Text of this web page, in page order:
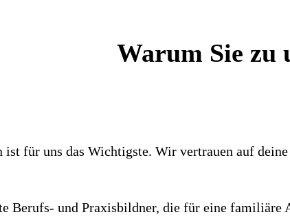
Warum Sie zu
ist für uns das Wichtigste. Wir vertrauen auf
Berufs- und Praxisbildner, die für eine familiäre